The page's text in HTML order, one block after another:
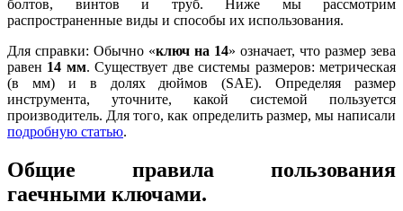
болтов, винтов и труб. Ниже мы рассмотрим
распространенные виды и способы их использования.
Для справки: Обычно «ключ на 14» означает, что размер зева
равен 14 мм. Существует две системы размеров: метрическая
(в мм) и в долях дюймов (SAE). Определяя размер
инструмента, уточните, какой системой пользуется
производитель. Для того, как определить размер, мы написали
подробную статью.
Общие правила пользования
гаечными ключами.